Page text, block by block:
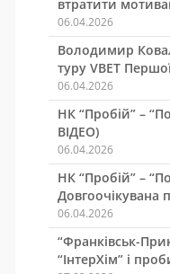
втратити
06.04.2026
Володимир
туру VBET
06.04.2026
НК “Пробій” –
ВІДЕО)
06.04.2026
НК “Пробій” –
Довгоочікувана
06.04.2026
“Франківськ-
“ІнтерХім” і